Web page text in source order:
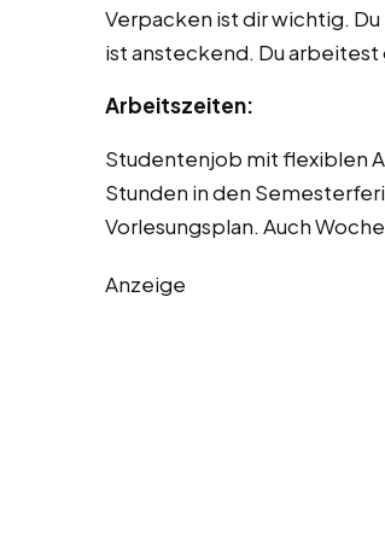
Verpacken ist dir wichtig.
ist ansteckend. Du
Arbeitszeiten:
Studentenjob mit flexiblen
Stunden in den
Vorlesungsplan. Auch
Anzeige